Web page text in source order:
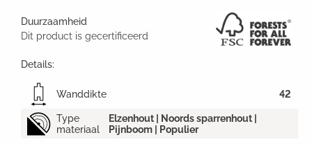
Duurzaamheid
Dit product is gecertificeerd
Details:
Wanddikte 42
Type
materiaal
Elzenhout | Noords sparrenhout |
Pijnboom | Populier